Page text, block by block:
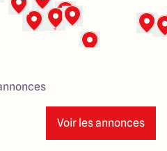
Voir les annonces